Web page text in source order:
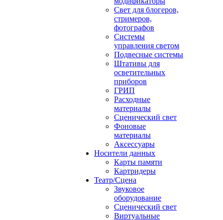
Свет для блогеров,
стримеров,
фотографов
Системы
управления светом
Подвесные системы
Штативы для
осветительных
приборов
ГРИП
Расходные
материалы
Сценический свет
Фоновые
материалы
Аксессуары
Носители данных
Карты памяти
Картридеры
Театр/Сцена
Звуковое
оборудование
Сценический свет
Виртуальные